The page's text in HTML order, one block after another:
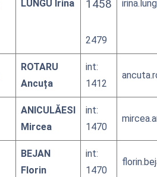
LUNGU Irina 1458
2479
ROTARU
Ancuța
int:
1412
ANICULĂESI
Mircea
int:
1470
BEJAN
Florin
int:
1470